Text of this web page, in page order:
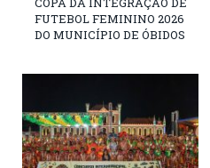
FUTEBOL FEMININO 2026
DO MUNICÍPIO DE ÓBIDOS